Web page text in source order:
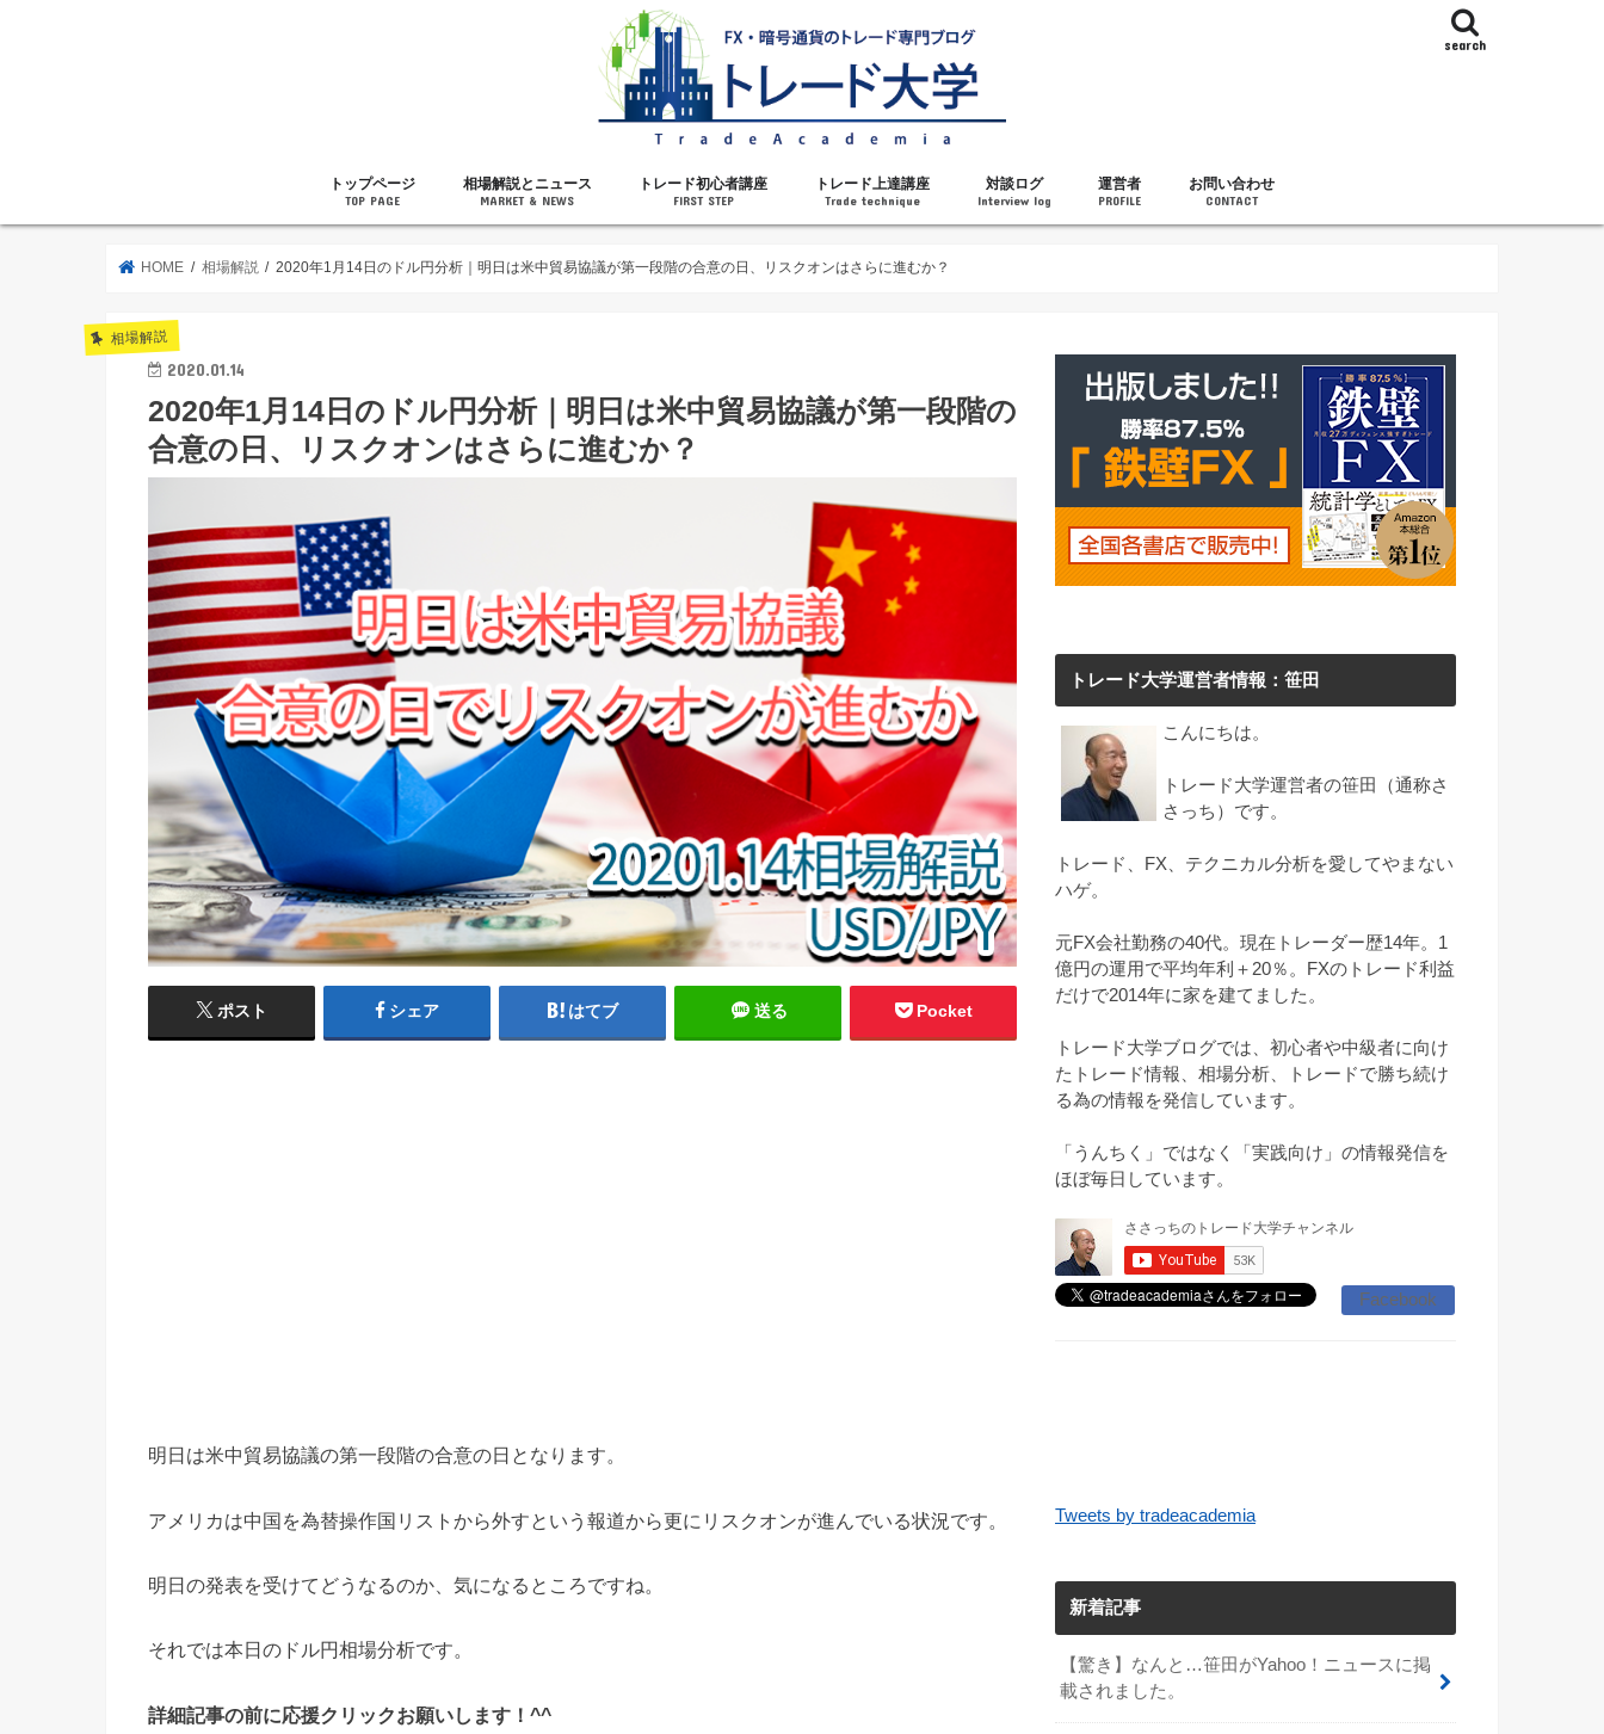
search
トップページ
TOP PAGE
相場解説とニュース
MARKET & NEWS
トレード初心者講座
FIRST STEP
トレード上達講座
Trade technique
対談ログ
Interview log
運営者
PROFILE
お問い合わせ
CONTACT
HOME 相場解説 2020年1月14日のドル円分析｜明日は米中貿易協議が第一段階の合意の日、リスクオンはさらに進むか？
相場解説
2020.01.14
2020年1月14日のドル円分析｜明日は米中貿易協議が第一段階の
合意の日、リスクオンはさらに進むか？
ポスト シェア はてブ 送る Pocket
明日は米中貿易協議の第一段階の合意の日となります。
アメリカは中国を為替操作国リストから外すという報道から更にリスクオンが進んでいる状況です。
明日の発表を受けてどうなるのか、気になるところですね。
それでは本日のドル円相場分析です。
詳細記事の前に応援クリックお願いします！^^
トレード大学運営者情報：笹田
こんにちは。
トレード大学運営者の笹田（通称さ
さっち）です。
トレード、FX、テクニカル分析を愛してやまない
ハゲ。
元FX会社勤務の40代。現在トレーダー歴14年。1
億円の運用で平均年利＋20％。FXのトレード利益
だけで2014年に家を建てました。
トレード大学ブログでは、初心者や中級者に向け
たトレード情報、相場分析、トレードで勝ち続け
る為の情報を発信しています。
「うんちく」ではなく「実践向け」の情報発信を
ほぼ毎日しています。
Facebook
Tweets by tradeacademia
新着記事
【驚き】なんと…笹田がYahoo！ニュースに掲
載されました。